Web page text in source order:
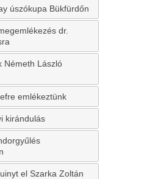
úszókupa Bükfürdőn
dr.
Németh László
emlékeztünk
kirándulás
el Szarka Zoltán